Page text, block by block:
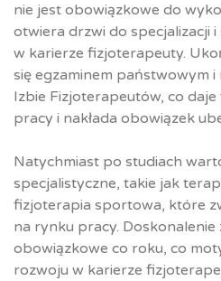
nie jest obowiązkowe do
otwiera drzwi do specjalizacji
w karierze fizjoterapeuty.
się egzaminem państwowym
Izbie Fizjoterapeutów, co
pracy i nakłada obowiązek
Natychmiast po studiach
specjalistyczne, takie jak
fizjoterapia sportowa, które
na rynku pracy.
obowiązkowe co roku, co
rozwoju w karierze